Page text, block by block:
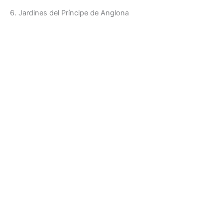
6. Jardines del Príncipe de Anglona